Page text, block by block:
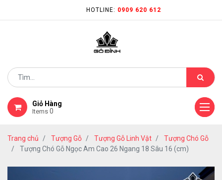
HOTLINE: 0909 620 612
Giỏ Hàng
Items 0
Trang chủ Tượng Gỗ Tượng Gỗ Linh Vật
Tượng Chó Gỗ
Tượng Chó Gỗ Ngọc Am Cao 26 Ngang 18 Sâu 16 (cm)